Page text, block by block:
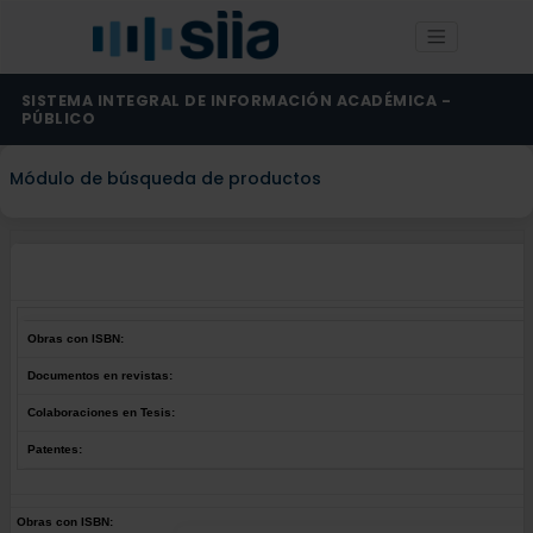
SISTEMA INTEGRAL DE INFORMACIÓN ACADÉMICA -
PÚBLICO
Módulo de búsqueda de productos
Obras con ISBN:
Documentos en revistas:
Colaboraciones en Tesis:
Patentes:
Obras con ISBN: